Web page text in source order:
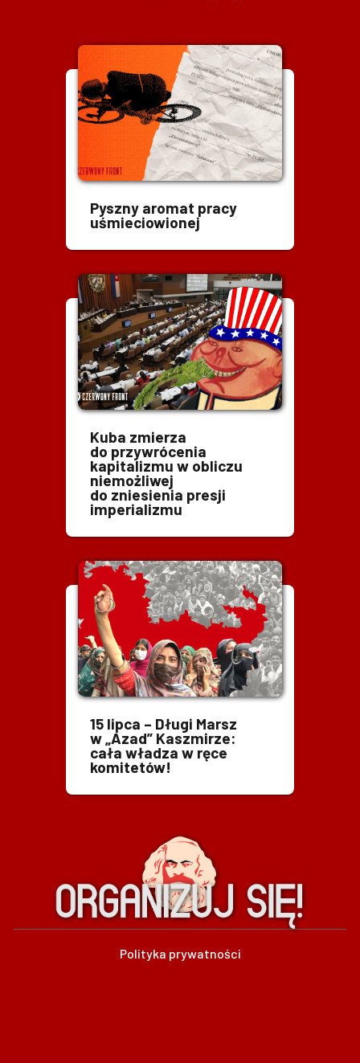
Pyszny aromat pracy
uśmieciowionej
Kuba zmierza
do przywrócenia
kapitalizmu w obliczu
niemożliwej
do zniesienia presji
imperializmu
15 lipca – Długi Marsz
w „Azad” Kaszmirze:
cała władza w ręce
komitetów!
Polityka prywatności